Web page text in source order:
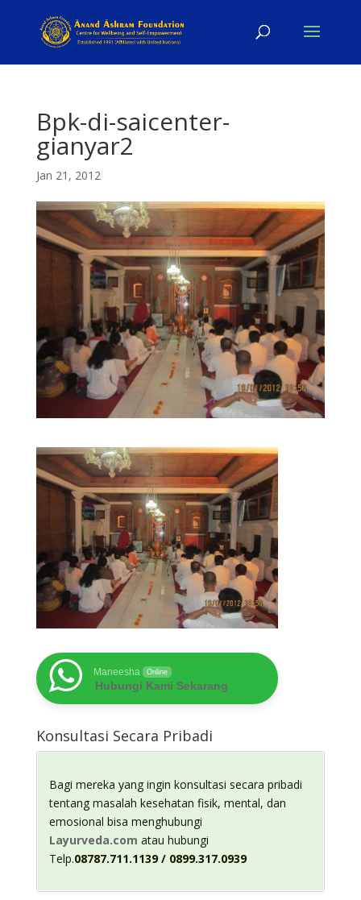
Bpk-di-saicenter-
gianyar2
Jan 21, 2012
Maneesha Online
Hubungi Kami Sekarang
Konsultasi Secara Pribadi
Bagi mereka yang ingin konsultasi secara pribadi
tentang masalah kesehatan fisik, mental, dan
emosional bisa menghubungi
Layurveda.com atau hubungi
Telp.08787.711.1139 / 0899.317.0939